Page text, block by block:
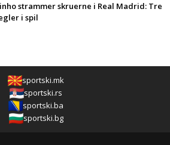
strammer skruerne i Real Madrid: Tre
i spil
sportski.mk
sportski.rs
sportski.ba
sportski.bg